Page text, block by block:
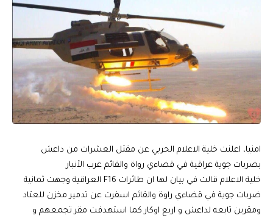
امنيا، اعلنت خلية الاعلام الحربي عن مقتل العشرات من داعش
بضربات جوية عراقية في قضاءي رواة والقائم غرب الأنبار
خلية الاعلام قالت في بيان لها ان طائرات F16 العراقية وجهت ثمانية
ضربات جوية في قضاءي راوة والقائم اسفرت عن تدمير مخزن للعتاد
ومقرين تابعه لداعش و اربع اوكار كما استهدفت مقر تجمعهم و